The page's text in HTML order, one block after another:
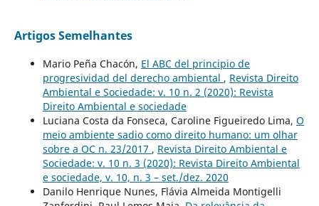
Artigos Semelhantes
Mario Peña Chacón, El ABC del principio de
progresividad del derecho ambiental , Revista Direito
Ambiental e Sociedade: v. 10 n. 2 (2020): Revista
Direito Ambiental e sociedade
Luciana Costa da Fonseca, Caroline Figueiredo Lima, O
meio ambiente sadio como direito humano: um olhar
sobre a OC n. 23/2017 , Revista Direito Ambiental e
Sociedade: v. 10 n. 3 (2020): Revista Direito Ambiental
e sociedade, v. 10, n. 3 – set./dez. 2020
Danilo Henrique Nunes, Flávia Almeida Montigelli